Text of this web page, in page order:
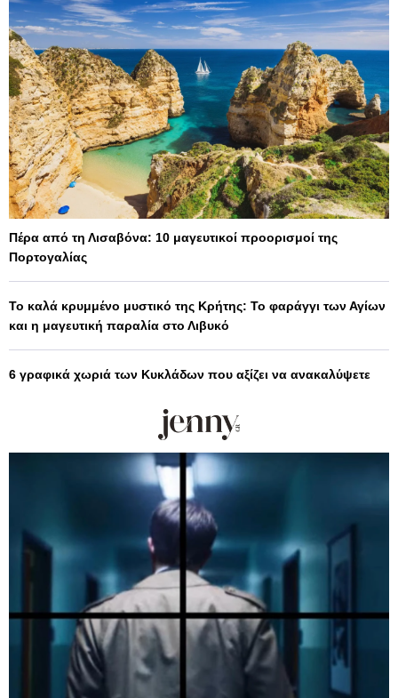
Πέρα από τη Λισαβόνα: 10 μαγευτικοί προορισμοί της
Πορτογαλίας
Το καλά κρυμμένο μυστικό της Κρήτης: Το φαράγγι των Αγίων
και η μαγευτική παραλία στο Λιβυκό
6 γραφικά χωριά των Κυκλάδων που αξίζει να ανακαλύψετε